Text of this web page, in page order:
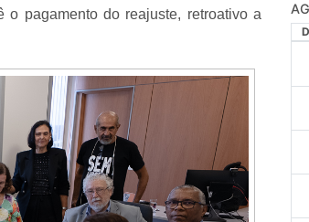
pagamento do reajuste, retroativo a